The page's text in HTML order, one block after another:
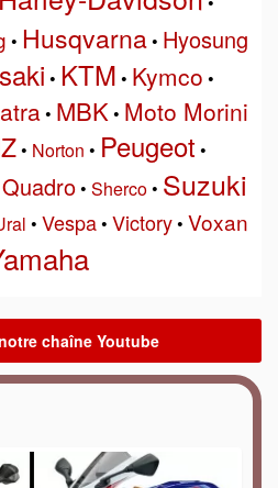
• Husqvarna• Hyosung
• KTM • Kymco •
• MBK• Moto Morini
• Norton • Peugeot •
Quadro• Sherco• Suzuki
• Vespa• Victory• Voxan